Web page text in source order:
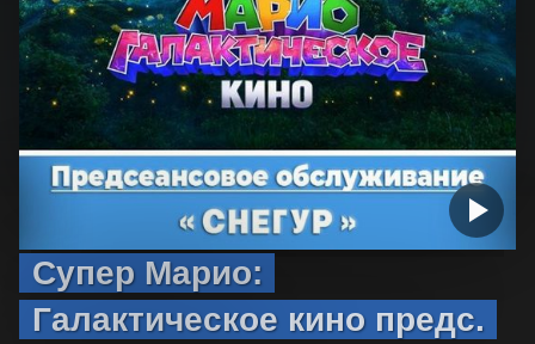
Супер Марио:
Галактическое кино предс.